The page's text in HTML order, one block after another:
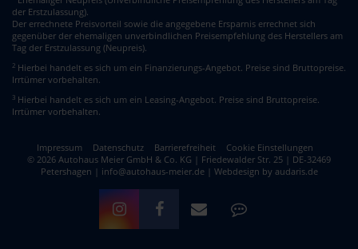
der Erstzulassung).
Der errechnete Preisvorteil sowie die angegebene Ersparnis errechnet sich
gegenüber der ehemaligen unverbindlichen Preisempfehlung des Herstellers am
Tag der Erstzulassung (Neupreis).
2 Hierbei handelt es sich um ein Finanzierungs-Angebot. Preise sind Bruttopreise.
Irrtümer vorbehalten.
3 Hierbei handelt es sich um ein Leasing-Angebot. Preise sind Bruttopreise.
Irrtümer vorbehalten.
Impressum Datenschutz Barrierefreiheit
Cookie Einstellungen
© 2026 Autohaus Meier GmbH & Co. KG | Friedewalder Str. 25 | DE-32469
Petershagen | info@autohaus-meier.de | Webdesign by audaris.de